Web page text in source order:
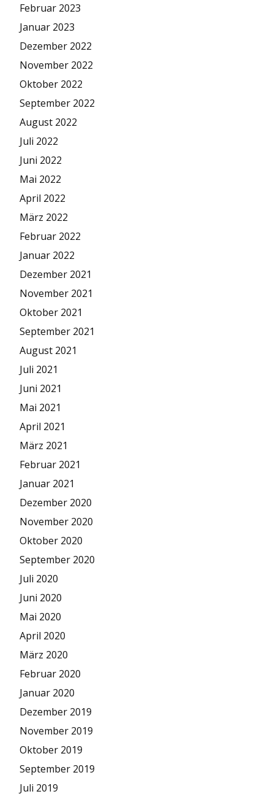
Februar 2023
Januar 2023
Dezember 2022
November 2022
Oktober 2022
September 2022
August 2022
Juli 2022
Juni 2022
Mai 2022
April 2022
März 2022
Februar 2022
Januar 2022
Dezember 2021
November 2021
Oktober 2021
September 2021
August 2021
Juli 2021
Juni 2021
Mai 2021
April 2021
März 2021
Februar 2021
Januar 2021
Dezember 2020
November 2020
Oktober 2020
September 2020
Juli 2020
Juni 2020
Mai 2020
April 2020
März 2020
Februar 2020
Januar 2020
Dezember 2019
November 2019
Oktober 2019
September 2019
Juli 2019